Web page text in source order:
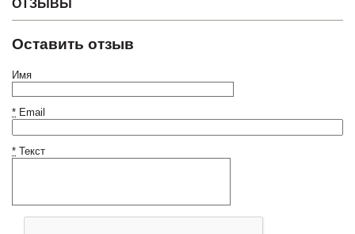
ОТЗЫВЫ
Оставить отзыв
Имя
* Email
* Текст